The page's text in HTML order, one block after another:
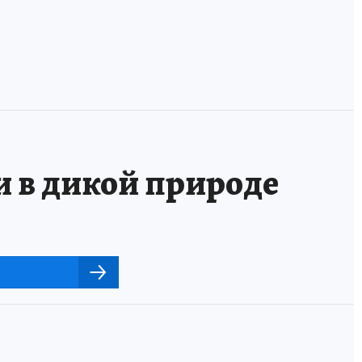
в дикой природе